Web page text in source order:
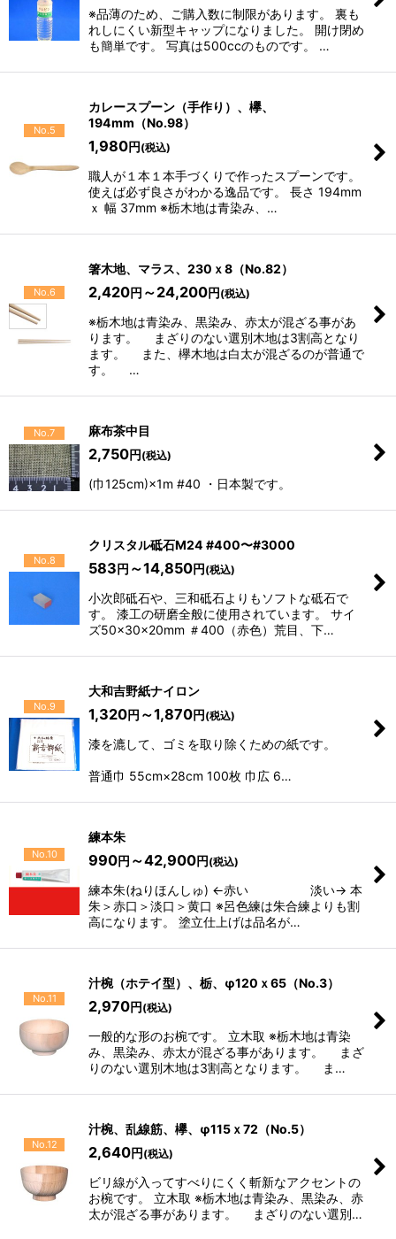
※品薄のため、ご購入数に制限があります。 裏も
れしにくい新型キャップになりました。 開け閉め
も簡単です。 写真は500ccのものです。 …
No.5
カレースプーン（手作り）、欅、
194mm（No.98）
1,980円(税込)
職人が１本１本手づくりで作ったスプーンです。
使えば必ず良さがわかる逸品です。 長さ 194mm
ｘ 幅 37mm ※栃木地は青染み、…
No.6
箸木地、マラス、230ｘ8（No.82）
2,420円 ～24,200円(税込)
※栃木地は青染み、黒染み、赤太が混ざる事があ
ります。 まざりのない選別木地は3割高となり
ます。 また、欅木地は白太が混ざるのが普通で
す。 …
No.7 麻布茶中目
2,750円(税込)
(巾125cm)×1m #40 ・日本製です。
No.8
クリスタル砥石M24 #400〜#3000
583円 ～14,850円(税込)
小次郎砥石や、三和砥石よりもソフトな砥石で
す。 漆工の研磨全般に使用されています。 サイ
ズ50×30×20mm ＃400（赤色）荒目、下…
No.9
大和吉野紙ナイロン
1,320円 ～1,870円(税込)
漆を漉して、ゴミを取り除くための紙です。
普通巾 55cm×28cm 100枚 巾広 6…
No.10
練本朱
990円 ～42,900円(税込)
練本朱(ねりほんしゅ) ←赤い 淡い→ 本
朱＞赤口＞淡口＞黄口 ※呂色練は朱合練よりも割
高になります。 塗立仕上げは品名が…
No.11
汁椀（ホテイ型）、栃、φ120ｘ65（No.3）
2,970円(税込)
一般的な形のお椀です。 立木取 ※栃木地は青染
み、黒染み、赤太が混ざる事があります。 まざ
りのない選別木地は3割高となります。 ま…
No.12
汁椀、乱線筋、欅、φ115ｘ72（No.5）
2,640円(税込)
ビリ線が入ってすべりにくく斬新なアクセントの
お椀です。 立木取 ※栃木地は青染み、黒染み、赤
太が混ざる事があります。 まざりのない選別…